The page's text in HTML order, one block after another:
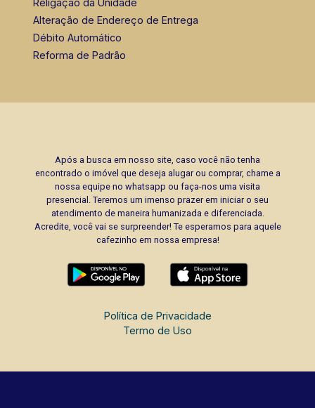
Religação da Unidade
Alteração de Endereço de Entrega
Débito Automático
Reforma de Padrão
Após a busca em nosso site, caso você não tenha
encontrado o imóvel que deseja alugar ou comprar, chame a
nossa equipe no whatsapp ou faça-nos uma visita
presencial. Teremos um imenso prazer em iniciar o seu
atendimento de maneira humanizada e diferenciada.
Acredite, você vai se surpreender! Te esperamos para aquele
cafezinho em nossa empresa!
Política de Privacidade
Termo de Uso